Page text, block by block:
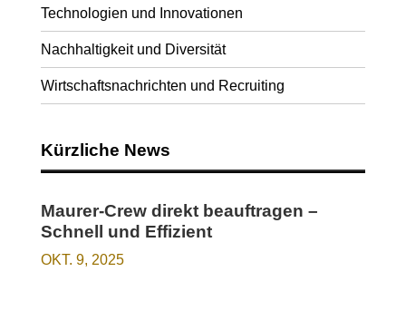
Technologien und Innovationen
Nachhaltigkeit und Diversität
Wirtschaftsnachrichten und Recruiting
Kürzliche News
Maurer-Crew direkt beauftragen –
Schnell und Effizient
OKT. 9, 2025